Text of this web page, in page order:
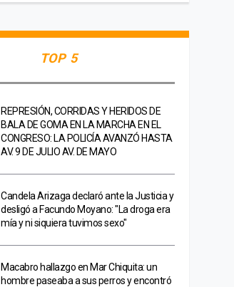
TOP 5
REPRESIÓN, CORRIDAS Y HERIDOS DE
BALA DE GOMA EN LA MARCHA EN EL
CONGRESO: LA POLICÍA AVANZÓ HASTA
AV. 9 DE JULIO AV. DE MAYO
Candela Arizaga declaró ante la Justicia y
desligó a Facundo Moyano: "La droga era
mía y ni siquiera tuvimos sexo"
Macabro hallazgo en Mar Chiquita: un
hombre paseaba a sus perros y encontró